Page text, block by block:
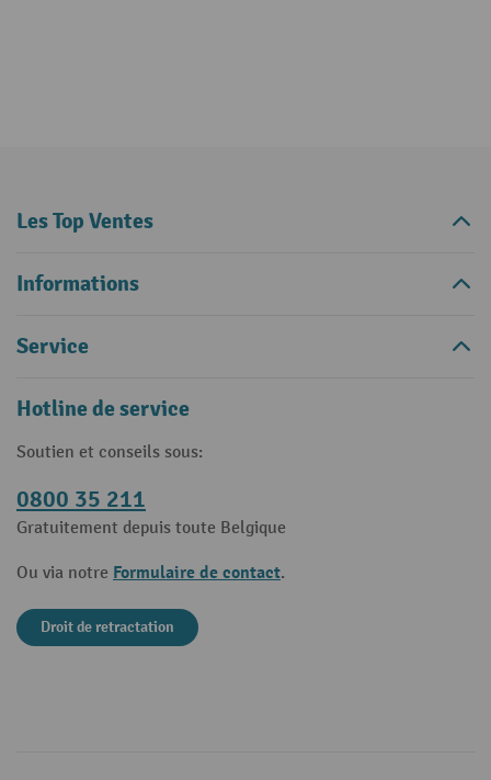
Les Top Ventes
Informations
Service
Hotline de service
Soutien et conseils sous:
0800 35 211
Gratuitement depuis toute Belgique
Ou via notre Formulaire de contact.
Droit de retractation